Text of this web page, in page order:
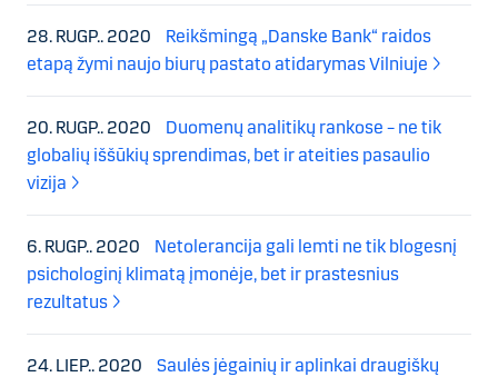
28. RUGP.. 2020
Reikšmingą „Danske Bank“ raidos
etapą žymi naujo biurų pastato atidarymas Vilniuje
20. RUGP.. 2020
Duomenų analitikų rankose – ne tik
globalių iššūkių sprendimas, bet ir ateities pasaulio
vizija
6. RUGP.. 2020
Netolerancija gali lemti ne tik blogesnį
psichologinį klimatą įmonėje, bet ir prastesnius
rezultatus
24. LIEP.. 2020
Saulės jėgainių ir aplinkai draugiškų